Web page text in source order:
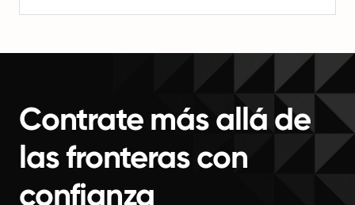
Contrate más allá de
las fronteras con
confianza